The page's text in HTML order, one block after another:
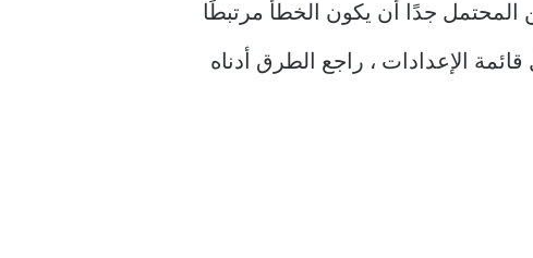
جدًا أن يكون الخطأ مرتبطًا
الإعدادات ، راجع الطرق أدناه